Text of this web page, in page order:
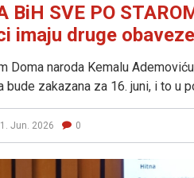
BiH SVE PO
imaju druge obaveze
Doma naroda Kemalu
bude zakazana za 16. juni, i to u
Jun. 2026 0